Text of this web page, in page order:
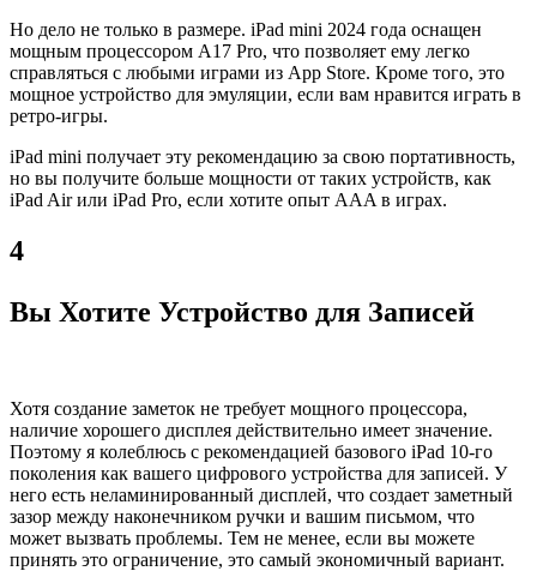
Но дело не только в размере. iPad mini 2024 года оснащен
мощным процессором A17 Pro, что позволяет ему легко
справляться с любыми играми из App Store. Кроме того, это
мощное устройство для эмуляции, если вам нравится играть в
ретро-игры.
iPad mini получает эту рекомендацию за свою портативность,
но вы получите больше мощности от таких устройств, как
iPad Air или iPad Pro, если хотите опыт AAA в играх.
4
Вы Хотите Устройство для Записей
Хотя создание заметок не требует мощного процессора,
наличие хорошего дисплея действительно имеет значение.
Поэтому я колеблюсь с рекомендацией базового iPad 10-го
поколения как вашего цифрового устройства для записей. У
него есть неламинированный дисплей, что создает заметный
зазор между наконечником ручки и вашим письмом, что
может вызвать проблемы. Тем не менее, если вы можете
принять это ограничение, это самый экономичный вариант.